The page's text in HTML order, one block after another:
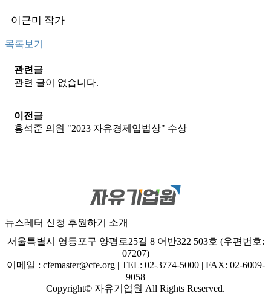
이근미 작가
목록보기
관련글
관련 글이 없습니다.
이전글
홍석준 의원 "2023 자유경제입법상" 수상
뉴스레터 신청 후원하기
소개
서울특별시 영등포구 양평로25길 8 어반322 503호 (우편번호:
07207)
이메일 : cfemaster@cfe.org | TEL: 02-3774-5000 | FAX: 02-6009-
9058
Copyright© 자유기업원 All Rights Reserved.